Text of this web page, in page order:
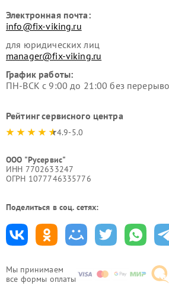
Мы принимаем
все формы оплаты
Электронная почта:
info@fix-viking.ru
для юридических лиц
manager@fix-viking.ru
График работы:
ПН-ВСК с 9:00 до 21:00 без
Рейтинг сервисного центра
4.9-5.0
ООО "Русервис"
ИНН 7702633247
ОГРН 1077746335776
Поделиться в соц. сетях: